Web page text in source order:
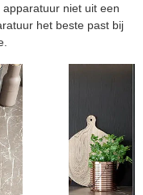
niet uit een
het beste past bij